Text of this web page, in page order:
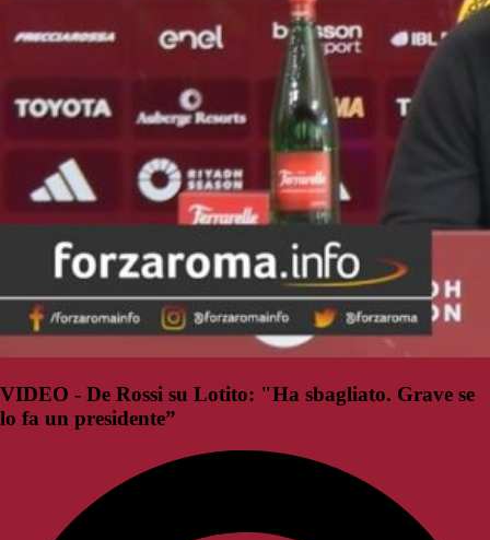
VIDEO - De Rossi su Lotito: "Ha sbagliato. Grave se
lo fa un presidente”